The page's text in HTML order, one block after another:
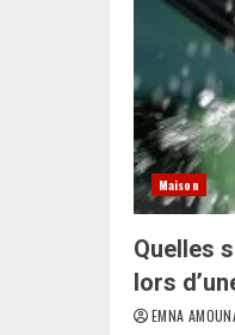
Maison
Quelles
lors
EMNA